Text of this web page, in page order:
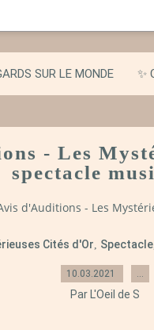
SUR LE MONDE ✨
- Les
spectacle
d'Auditions - Les
Cités d'Or Spectacle
10.03.2021
Par L'Oeil de S